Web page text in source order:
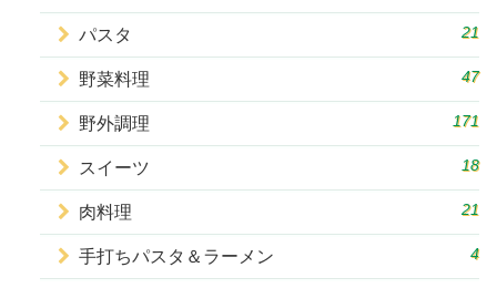
パスタ 21
野菜料理 47
野外調理 171
スイーツ 18
肉料理 21
手打ちパスタ＆ラーメン 4